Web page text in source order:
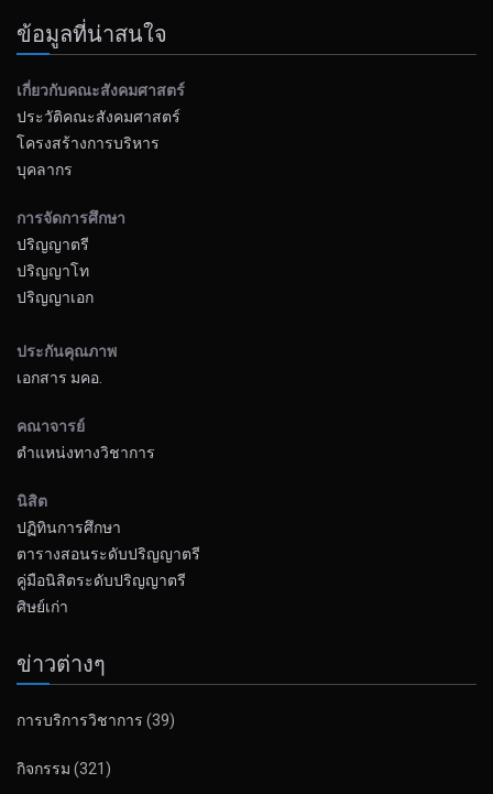
ข้อมูลที่น่าสนใจ
เกี่ยวกับคณะสังคมศาสตร์
ประวัติคณะสังคมศาสตร์
โครงสร้างการบริหาร
บุคลากร
การจัดการศึกษา
ปริญญาตรี
ปริญญาโท
ปริญญาเอก
ประกันคุณภาพ
เอกสาร มคอ.
คณาจารย์
ตำแหน่งทางวิชาการ
นิสิต
ปฏิทินการศึกษา
ตารางสอนระดับปริญญาตรี
คู่มือนิสิตระดับปริญญาตรี
ศิษย์เก่า
ข่าวต่างๆ
การบริการวิชาการ (39)
กิจกรรม (321)